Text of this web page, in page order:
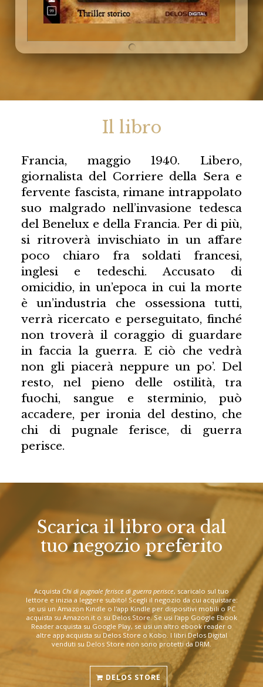
Il libro
Francia, maggio 1940. Libero,
giornalista del Corriere della Sera e
fervente fascista, rimane intrappolato
suo malgrado nell’invasione tedesca
del Benelux e della Francia. Per di più,
si ritroverà invischiato in un affare
poco chiaro fra soldati francesi,
inglesi e tedeschi. Accusato di
omicidio, in un’epoca in cui la morte
è un’industria che ossessiona tutti,
verrà ricercato e perseguitato, finché
non troverà il coraggio di guardare
in faccia la guerra. E ciò che vedrà
non gli piacerà neppure un po’. Del
resto, nel pieno delle ostilità, tra
fuochi, sangue e sterminio, può
accadere, per ironia del destino, che
chi di pugnale ferisce, di guerra
perisce.
Scarica il libro ora dal
tuo negozio preferito
Acquista Chi di pugnale ferisce di guerra perisce, scaricalo sul tuo
lettore e inizia a leggere subito! Scegli il negozio da cui acquistare:
se usi un Amazon Kindle o l'app Kindle per dispositivi mobili o PC
acquista su Amazon.it o su Delos Store. Se usi l'app Google Ebook
Reader acquista su Google Play, se usi un altro ebook reader o
altre app acquista su Delos Store o Kobo. I libri Delos Digital
venduti su Delos Store non sono protetti da DRM.
DELOS STORE